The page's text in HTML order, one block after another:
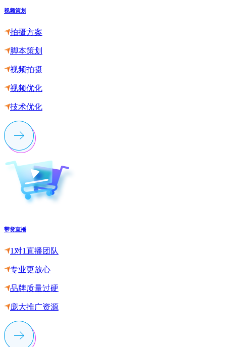
视频策划
拍摄方案
脚本策划
视频拍摄
视频优化
技术优化
带货直播
1对1直播团队
专业更放心
品牌质量过硬
庞大推广资源